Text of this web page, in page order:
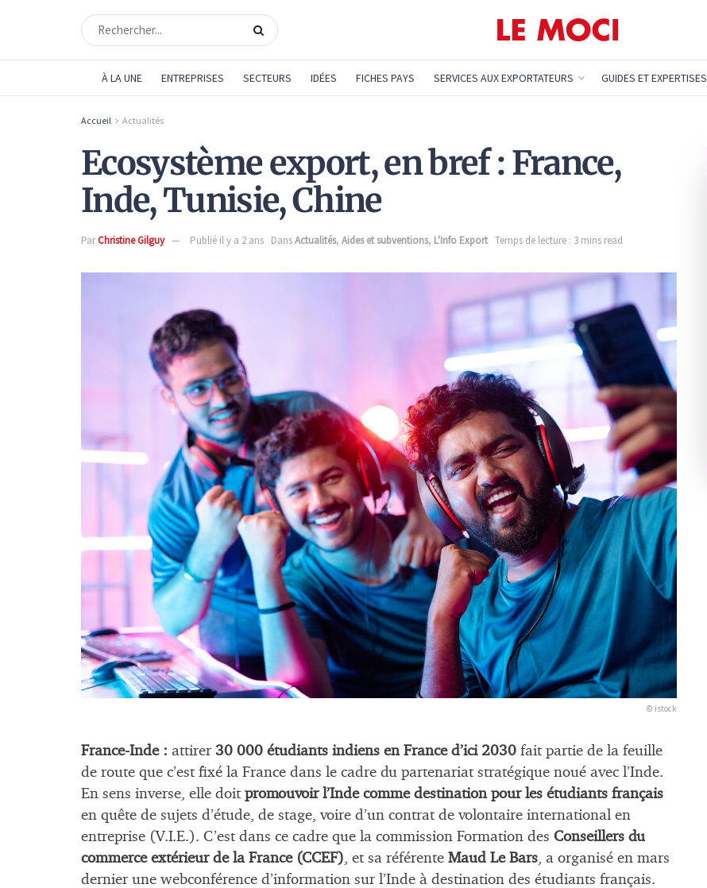
À LA UNE ENTREPRISES SECTEURS IDÉES FICHES PAYS SERVICES AUX EXPORTATEURS GUIDES ET EXPERTISES
Accueil Actualités
Ecosystème export, en bref : France,
Inde, Tunisie, Chine
ParChristine Gilguy Publié il y a 2 ans DansActualités, Aides et subventions, L'Info Export Temps de lecture : 3 mins read
© istock
France-Inde : attirer 30 000 étudiants indiens en France d’ici 2030 fait partie de la feuille
de route que c’est fixé la France dans le cadre du partenariat stratégique noué avec l’Inde.
En sens inverse, elle doit promouvoir l’Inde comme destination pour les étudiants français
en quête de sujets d’étude, de stage, voire d’un contrat de volontaire international en
entreprise (V.I.E.). C’est dans ce cadre que la commission Formation des Conseillers du
commerce extérieur de la France (CCEF) , et sa référente Maud Le Bars , a organisé en mars
dernier une webconférence d’information sur l’Inde à destination des étudiants français.